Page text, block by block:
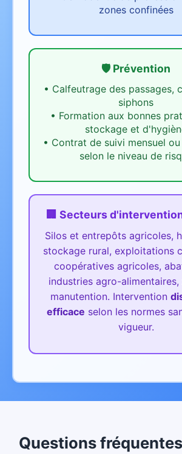
zones confinées
🛡️ Prévention
• Calfeutrage des passages,
siphons
• Formation aux bonnes
stockage et
• Contrat de suivi mensuel
selon le niveau de
🏢 Secteurs
Silos et entrepôts agricoles,
stockage rural, exploitations
coopératives agricoles,
industries agro-alimentaires,
manutention. Intervention
efficace selon les normes
vigueur.
Questions fréquentes